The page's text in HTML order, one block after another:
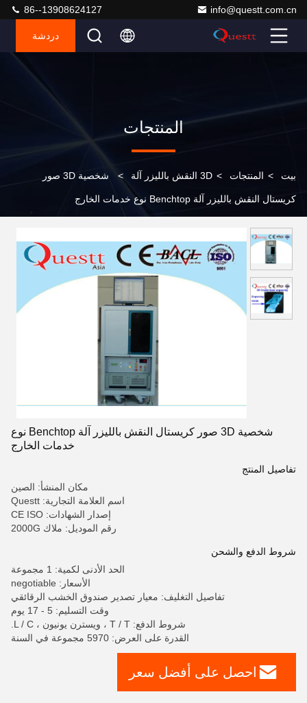
info@questt.com.cn
86--13908624127
دردشة
المنتجات
بيت > المنتجات > 3D النقش بالليزر آلة > شخصية 3D صور
كريستال النقش بالليزر آلة Benchtop نوع خدمات الخارج
شخصية 3D صور كريستال النقش بالليزر آلة Benchtop نوع
خدمات الخارج
تفاصيل المنتج
مكان المنشأ: الصين
اسم العلامة التجارية: Questt
إصدار الشهادات: CE ISO
رقم الموديل: ملاك 2000G
شروط الدفع والشحن
الحد الأدنى لكمية: 1 مجموعة
الأسعار: negotiable
تفاصيل التغليف: معيار تصدير صندوق الخشب الرقائقي
وقت التسليم: 5 - 17 يوم
شروط الدفع: T / T ، ويسترن يونيون ، L / C.
القدرة على العرض: 5970 مجموعة في السنة
احصل على أفضل سعر